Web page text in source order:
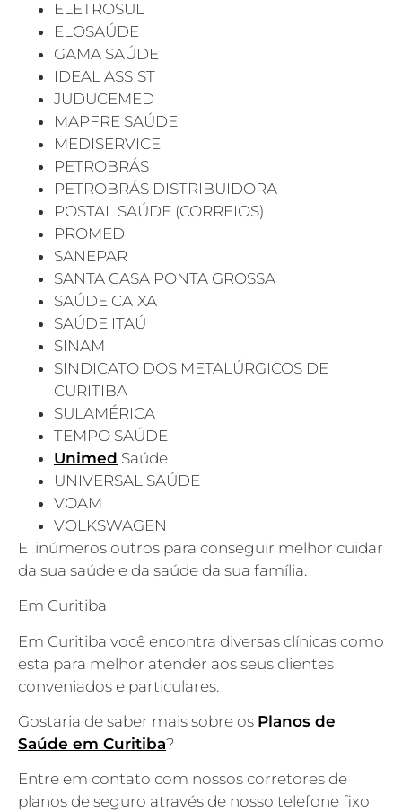
ELETROSUL
ELOSAÚDE
GAMA SAÚDE
IDEAL ASSIST
JUDUCEMED
MAPFRE SAÚDE
MEDISERVICE
PETROBRÁS
PETROBRÁS DISTRIBUIDORA
POSTAL SAÚDE (CORREIOS)
PROMED
SANEPAR
SANTA CASA PONTA GROSSA
SAÚDE CAIXA
SAÚDE ITAÚ
SINAM
SINDICATO DOS METALÚRGICOS DE
CURITIBA
SULAMÉRICA
TEMPO SAÚDE
Unimed Saúde
UNIVERSAL SAÚDE
VOAM
VOLKSWAGEN
E inúmeros outros para conseguir melhor cuidar
da sua saúde e da saúde da sua família.
Em Curitiba
Em Curitiba você encontra diversas clínicas como
esta para melhor atender aos seus clientes
conveniados e particulares.
Gostaria de saber mais sobre os Planos de
Saúde em Curitiba?
Entre em contato com nossos corretores de
planos de seguro através de nosso telefone fixo